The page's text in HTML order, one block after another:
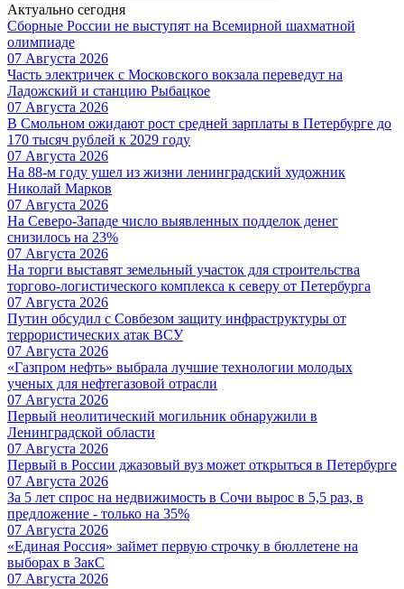
Актуально сегодня
Сборные России не выступят на Всемирной шахматной
олимпиаде
07 Августа 2026
Часть электричек с Московского вокзала переведут на
Ладожский и станцию Рыбацкое
07 Августа 2026
В Смольном ожидают рост средней зарплаты в Петербурге до
170 тысяч рублей к 2029 году
07 Августа 2026
На 88-м году ушел из жизни ленинградский художник
Николай Марков
07 Августа 2026
На Северо-Западе число выявленных подделок денег
снизилось на 23%
07 Августа 2026
На торги выставят земельный участок для строительства
торгово-логистического комплекса к северу от Петербурга
07 Августа 2026
Путин обсудил с Совбезом защиту инфраструктуры от
террористических атак ВСУ
07 Августа 2026
«Газпром нефть» выбрала лучшие технологии молодых
ученых для нефтегазовой отрасли
07 Августа 2026
Первый неолитический могильник обнаружили в
Ленинградской области
07 Августа 2026
Первый в России джазовый вуз может открыться в Петербурге
07 Августа 2026
За 5 лет спрос на недвижимость в Сочи вырос в 5,5 раз, в
предложение - только на 35%
07 Августа 2026
«Единая Россия» займет первую строчку в бюллетене на
выборах в ЗакС
07 Августа 2026